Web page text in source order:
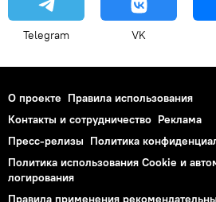
Telegram VK
О проекте Правила использования
Контакты и сотрудничество Реклама
Пресс-релизы Политика
Политика использования Cookie и
логирования
Правила применения